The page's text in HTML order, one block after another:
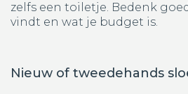
zelfs een toiletje. Bedenk
vindt en wat je budget is.
Nieuw of tweedehands